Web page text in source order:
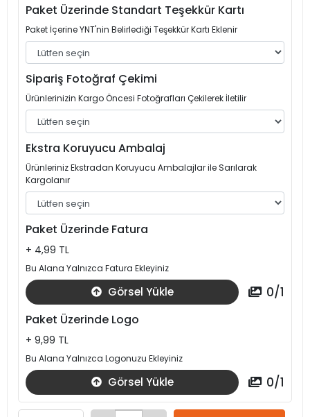
Paket Üzerinde Standart Teşekkür Kartı
Paket İçerine YNT'nin Belirlediği Teşekkür Kartı Eklenir
Sipariş Fotoğraf Çekimi
Ürünlerinizin Kargo Öncesi Fotoğrafları Çekilerek İletilir
Ekstra Koruyucu Ambalaj
Ürünleriniz Ekstradan Koruyucu Ambalajlar ile Sarılarak
Kargolanır
Paket Üzerinde Fatura
+ 4,99 TL
Bu Alana Yalnızca Fatura Ekleyiniz
Görsel Yükle 0/1
Paket Üzerinde Logo
+ 9,99 TL
Bu Alana Yalnızca Logonuzu Ekleyiniz
Görsel Yükle 0/1